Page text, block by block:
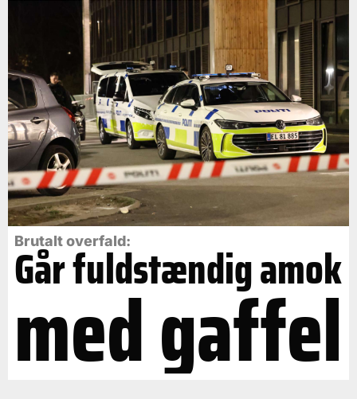
Brutalt overfald:
Går fuldstændig amok
med gaffel